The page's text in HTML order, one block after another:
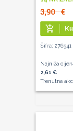
3,90€
add_shopping_cart
Šifra: 276541
Najniža
2,61 €
Trenutna